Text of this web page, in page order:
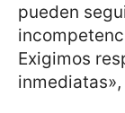
pueden
Exigimos